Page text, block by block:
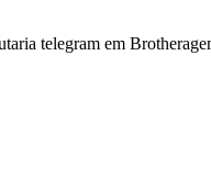
telegram em